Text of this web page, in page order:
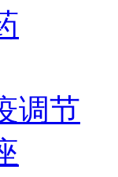
调节